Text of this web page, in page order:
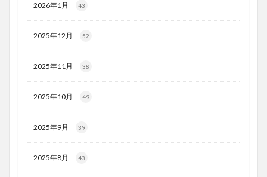
2026年1月 43
2025年12月 52
2025年11月 38
2025年10月 49
2025年9月 39
2025年8月 43